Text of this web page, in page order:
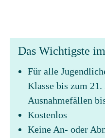
Das Wichtigste
Für alle
Klasse bis zum
Ausnahmefällen
Kostenlos
Keine An- oder